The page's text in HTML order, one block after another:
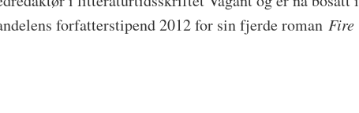
forfatterstipend 2012 for sin fjerde roman Fire